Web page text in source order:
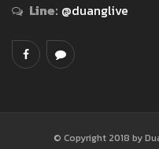
Line: @duanglive
© Copyright 2018 by